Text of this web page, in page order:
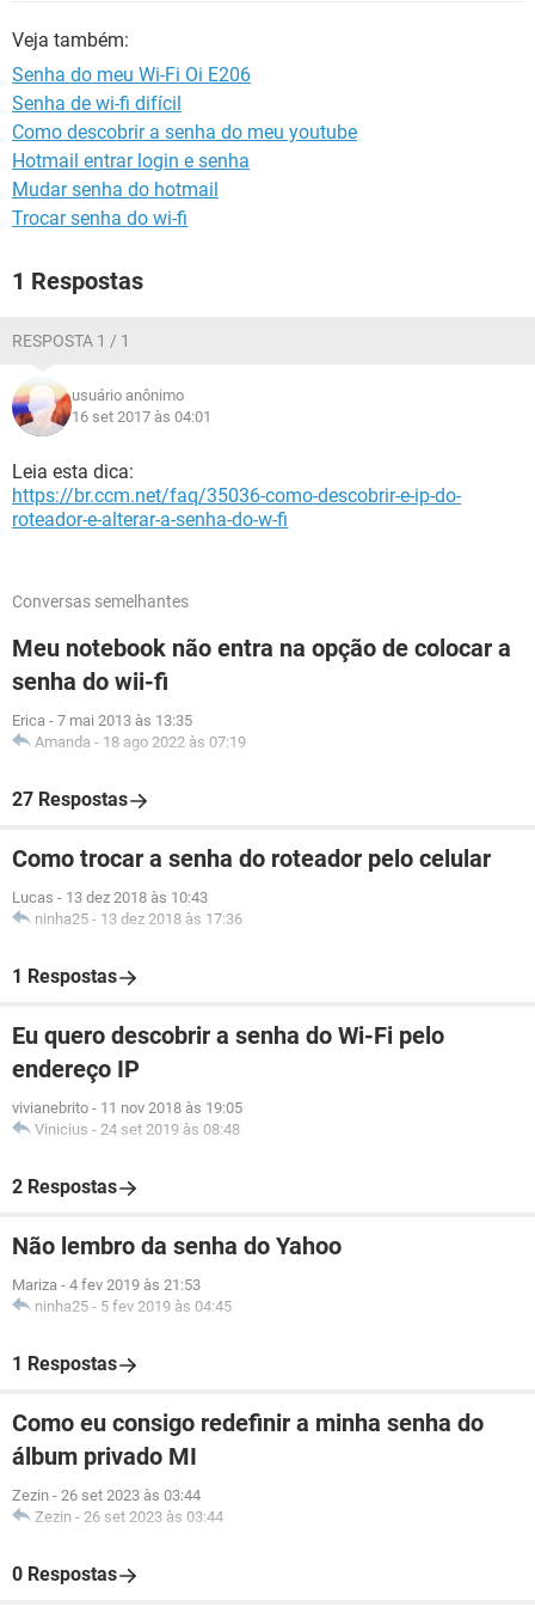
Veja também:
Senha do meu Wi-Fi Oi E206
Senha de wi-fi difícil
Como descobrir a senha do meu youtube
Hotmail entrar login e senha
Mudar senha do hotmail
Trocar senha do wi-fi
1 Respostas
RESPOSTA 1 / 1
usuário anônimo
16 set 2017 às 04:01
Leia esta dica:
https://br.ccm.net/faq/35036-como-descobrir-e-ip-do-
roteador-e-alterar-a-senha-do-w-fi
Conversas semelhantes
Meu notebook não entra na opção de colocar a
senha do wii-fi
Erica - 7 mai 2013 às 13:35
Amanda - 18 ago 2022 às 07:19
27 Respostas
Como trocar a senha do roteador pelo celular
Lucas - 13 dez 2018 às 10:43
ninha25 - 13 dez 2018 às 17:36
1 Respostas
Eu quero descobrir a senha do Wi-Fi pelo
endereço IP
vivianebrito - 11 nov 2018 às 19:05
Vinicius - 24 set 2019 às 08:48
2 Respostas
Não lembro da senha do Yahoo
Mariza - 4 fev 2019 às 21:53
ninha25 - 5 fev 2019 às 04:45
1 Respostas
Como eu consigo redefinir a minha senha do
álbum privado MI
Zezin - 26 set 2023 às 03:44
Zezin - 26 set 2023 às 03:44
0 Respostas